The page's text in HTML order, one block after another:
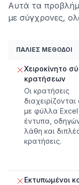
Αυτά τα
με σύγχρονες,
ΠΑΛΙΈΣ ΜΈΘΟΔΟΙ
Χειροκίνητο
κρατήσεων
Οι κρατήσεις
με φύλλα Excel
έντυπα,
λάθη και
κρατήσεις.
Εκτυπωμένοι